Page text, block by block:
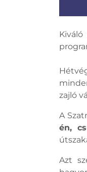
zajló
A
én,
Azt